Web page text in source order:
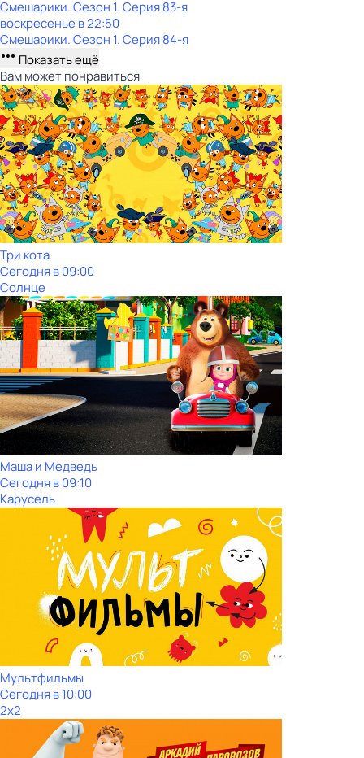
Смешарики. Сезон 1. Серия 83-я
воскресенье в22:50
Смешарики. Сезон 1. Серия 84-я
Показать ещё
Вам может понравиться
Три кота
Сегодня в 09:00
Солнце
Маша и Медведь
Сегодня в 09:10
Карусель
Мультфильмы
Сегодня в 10:00
2x2